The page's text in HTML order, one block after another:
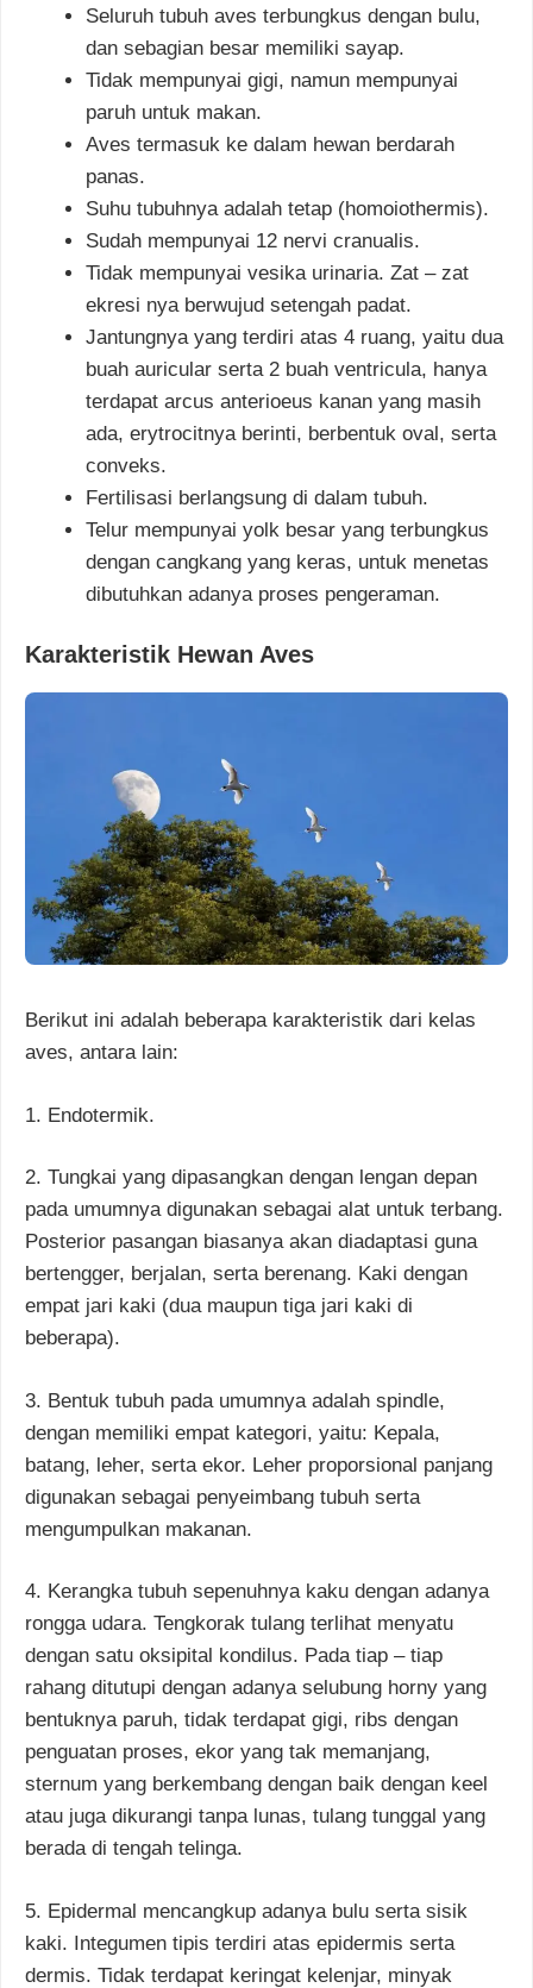
Seluruh tubuh aves terbungkus dengan bulu,
dan sebagian besar memiliki sayap.
Tidak mempunyai gigi, namun mempunyai
paruh untuk makan.
Aves termasuk ke dalam hewan berdarah
panas.
Suhu tubuhnya adalah tetap (homoiothermis).
Sudah mempunyai 12 nervi cranualis.
Tidak mempunyai vesika urinaria. Zat – zat
ekresi nya berwujud setengah padat.
Jantungnya yang terdiri atas 4 ruang, yaitu dua
buah auricular serta 2 buah ventricula, hanya
terdapat arcus anterioeus kanan yang masih
ada, erytrocitnya berinti, berbentuk oval, serta
conveks.
Fertilisasi berlangsung di dalam tubuh.
Telur mempunyai yolk besar yang terbungkus
dengan cangkang yang keras, untuk menetas
dibutuhkan adanya proses pengeraman.
Karakteristik Hewan Aves
Berikut ini adalah beberapa karakteristik dari kelas
aves, antara lain:
1. Endotermik.
2. Tungkai yang dipasangkan dengan lengan depan
pada umumnya digunakan sebagai alat untuk terbang.
Posterior pasangan biasanya akan diadaptasi guna
bertengger, berjalan, serta berenang. Kaki dengan
empat jari kaki (dua maupun tiga jari kaki di
beberapa).
3. Bentuk tubuh pada umumnya adalah spindle,
dengan memiliki empat kategori, yaitu: Kepala,
batang, leher, serta ekor. Leher proporsional panjang
digunakan sebagai penyeimbang tubuh serta
mengumpulkan makanan.
4. Kerangka tubuh sepenuhnya kaku dengan adanya
rongga udara. Tengkorak tulang terlihat menyatu
dengan satu oksipital kondilus. Pada tiap – tiap
rahang ditutupi dengan adanya selubung horny yang
bentuknya paruh, tidak terdapat gigi, ribs dengan
penguatan proses, ekor yang tak memanjang,
sternum yang berkembang dengan baik dengan keel
atau juga dikurangi tanpa lunas, tulang tunggal yang
berada di tengah telinga.
5. Epidermal mencangkup adanya bulu serta sisik
kaki. Integumen tipis terdiri atas epidermis serta
dermis. Tidak terdapat keringat kelenjar, minyak